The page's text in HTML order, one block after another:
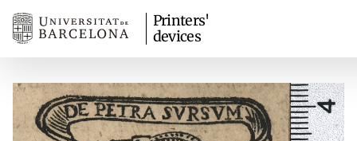
Printers'
devices